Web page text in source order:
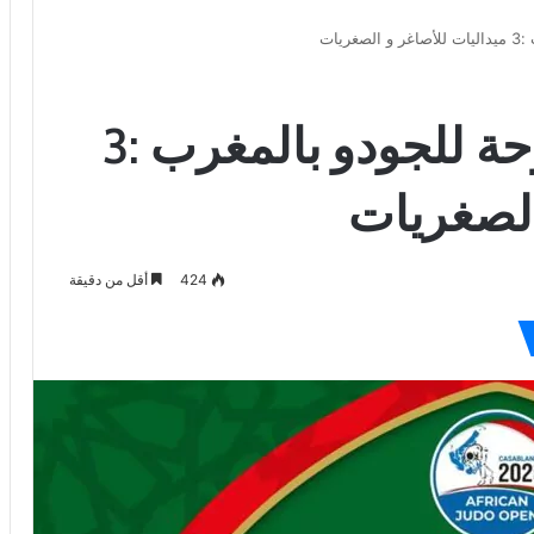
بطولة إفريقيا المفتوحة للجودو بالمغرب :3
424 أقل من دقيقة